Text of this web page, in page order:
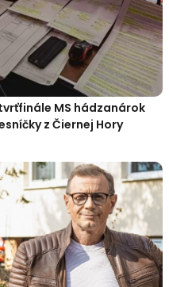
MS hádzanárok
z Čiernej Hory